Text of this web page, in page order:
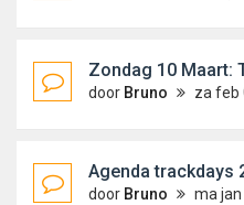
Zondag 10 Maart:
door Bruno za feb 09, 2013
Agenda trackdays
door Bruno ma jan 14, 2013 2:11 am